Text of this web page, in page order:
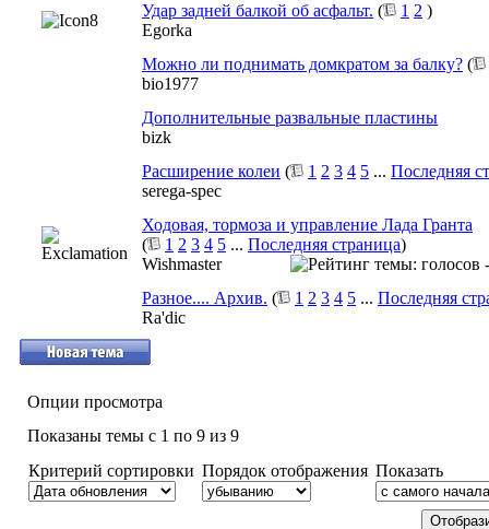
Удар задней балкой об асфальт. ( 1 2 )
Egorka
Можно ли поднимать домкратом за балку? (
bio1977
Дополнительные развальные пластины
bizk
Расширение колеи ( 1 2 3 4 5 ... Последняя
serega-spec
Ходовая, тормоза и управление Лада Гранта
(
1 2 3 4 5 ... Последняя страница)
Wishmaster
Разное.... Архив. ( 1 2 3 4 5 ... Последняя
Ra'dic
Опции просмотра
Показаны темы с 1 по 9 из 9
Критерий сортировки Порядок отображения Показать